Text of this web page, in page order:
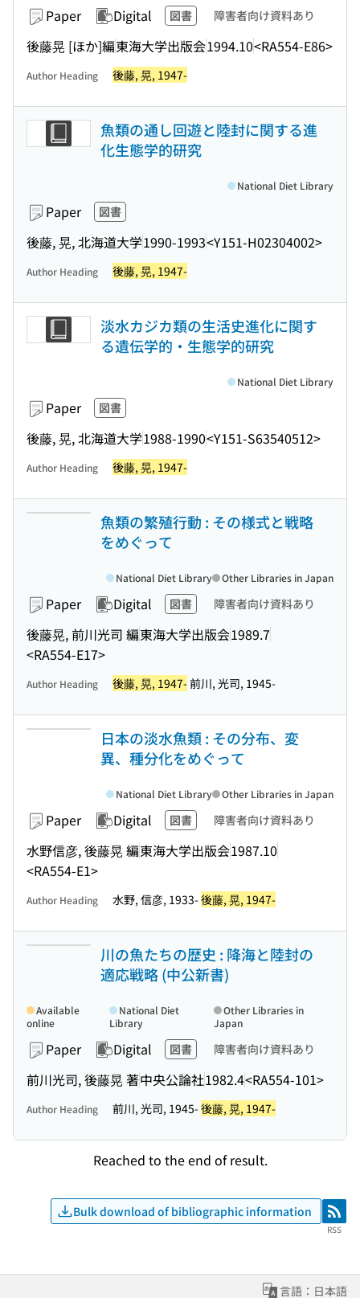
Paper Digital 図書 障害者向け資料あり
後藤晃 [ほか]編東海大学出版会1994.10<RA554-E86>
Author Heading 後藤, 晃, 1947-
魚類の通し回遊と陸封に関する進
化生態学的研究
Paper 図書
後藤, 晃, 北海道大学1990-1993<Y151-H02304002>
National Diet Library
Author Heading 後藤, 晃, 1947-
淡水カジカ類の生活史進化に関す
る遺伝学的・生態学的研究
Paper 図書
後藤, 晃, 北海道大学1988-1990<Y151-S63540512>
National Diet Library
Author Heading 後藤, 晃, 1947-
魚類の繁殖行動 : その様式と戦略
をめぐって
Paper Digital 図書 障害者向け資料あり
後藤晃, 前川光司 編東海大学出版会1989.7
<RA554-E17>
National Diet Library Other Libraries in Japan
Author Heading 後藤, 晃, 1947-前川, 光司, 1945-
日本の淡水魚類 : その分布、変
異、種分化をめぐって
Paper Digital 図書 障害者向け資料あり
水野信彦, 後藤晃 編東海大学出版会1987.10
<RA554-E1>
National Diet Library Other Libraries in Japan
Author Heading 水野, 信彦, 1933-後藤, 晃, 1947-
川の魚たちの歴史 : 降海と陸封の
適応戦略 (中公新書)
Paper Digital 図書 障害者向け資料あり
前川光司, 後藤晃 著中央公論社1982.4<RA554-101>
Available
online
National Diet
Library
Other Libraries in
Japan
Author Heading 前川, 光司, 1945-後藤, 晃, 1947-
Reached to the end of result.
Bulk download of bibliographic information RSS
RSS
言語：日本語